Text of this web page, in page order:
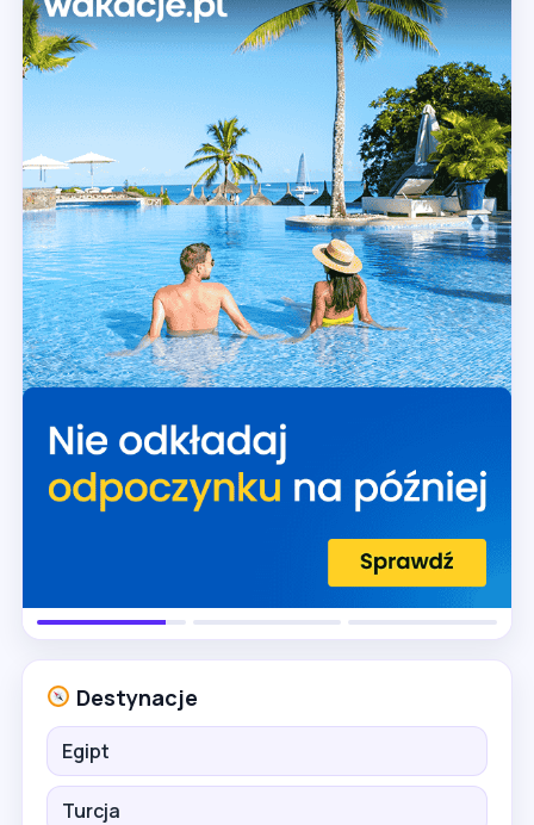
Destynacje
Egipt
Turcja